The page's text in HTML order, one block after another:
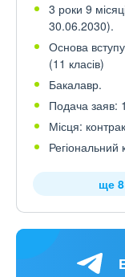
3 роки 9
30.06.2030).
Основа
(11 класів)
Бакалавр.
Подача заяв:
Місця:
Регіональний
ще